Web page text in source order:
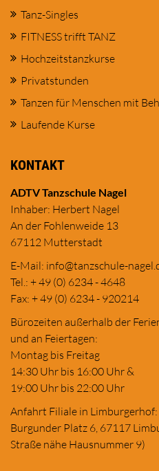
Tanz-Singles
FITNESS trifft TANZ
Hochzeitstanzkurse
Privatstunden
Tanzen für Menschen mit
Laufende Kurse
KONTAKT
ADTV Tanzschule Nagel
Inhaber: Herbert Nagel
An der Fohlenweide 13
67112 Mutterstadt
E-Mail: info@tanzschule-
Tel.: + 49 (0) 6234 - 4648
Fax: + 49 (0) 6234 - 920214
Bürozeiten außerhalb der
und an Feiertagen:
Montag bis Freitag
14:30 Uhr bis 16:00 Uhr &
19:00 Uhr bis 22:00 Uhr
Anfahrt Filiale in Limburgerhof:
Burgunder Platz 6, 67117
Straße nähe Hausnummer 9)